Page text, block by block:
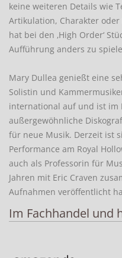
keine weiteren Details wie
Artikulation, Charakter
hat bei den ‚High Order‘
Aufführung anders zu
Mary Dullea genießt eine
Solistin und
international auf und ist im
außergewöhnliche
für neue Musik. Derzeit ist
Performance am Royal
auch als Professorin für
Jahren mit Eric Craven
Aufnahmen veröffentlicht
Im Fachhandel und